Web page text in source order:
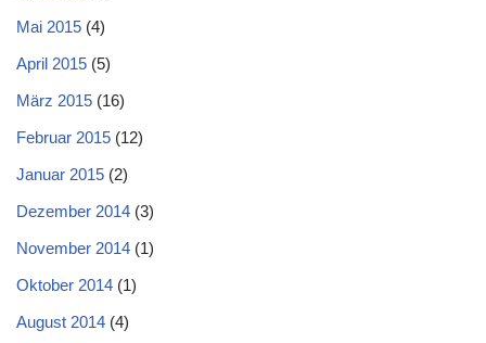
Mai 2015 (4)
April 2015 (5)
März 2015 (16)
Februar 2015 (12)
Januar 2015 (2)
Dezember 2014 (3)
November 2014 (1)
Oktober 2014 (1)
August 2014 (4)